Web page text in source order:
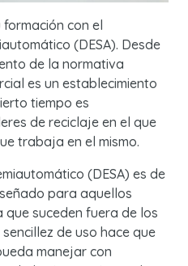
formación con el
(DESA). Desde
de la normativa
es un establecimiento
tiempo es
de reciclaje en el que
trabaja en el mismo.
(DESA) es de
para aquellos
suceden fuera de los
de uso hace que
manejar con